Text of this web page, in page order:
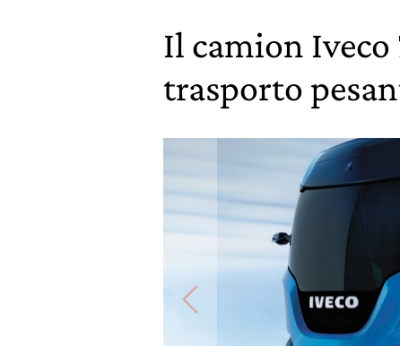
Il camion
trasporto